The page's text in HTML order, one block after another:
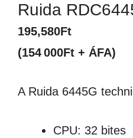
Ruida
195,580Ft
(154 000Ft + ÁFA)
A Ruida 6445G
CPU: 32 bites